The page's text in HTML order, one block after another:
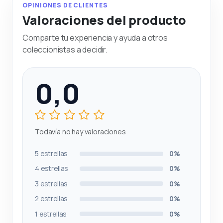
OPINIONES DE CLIENTES
Valoraciones del producto
Comparte tu experiencia y ayuda a otros
coleccionistas a decidir.
0,0
Todavía no hay valoraciones
5 estrellas
0%
4 estrellas
0%
3 estrellas
0%
2 estrellas
0%
1 estrellas
0%